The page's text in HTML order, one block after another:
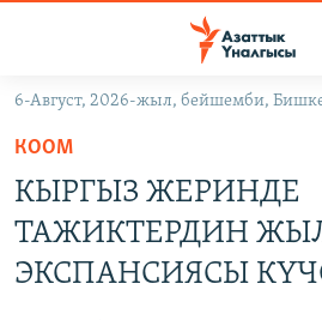
Навигацияга
өтүңүз
Издөөгө
салыңыз
САЯСАТ
ДҮЙНӨ
УКРАИНА
6-Август, 2026-жыл, бейшемби,
КООМ
КЫРГЫЗ ЖЕРИНДЕ
ТАЖИКТЕРДИН
ЭКСПАНСИЯСЫ